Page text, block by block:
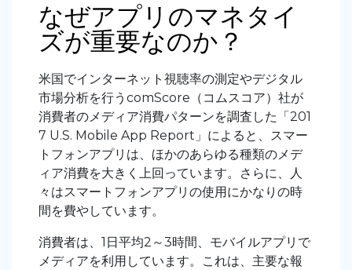
なぜアプリのマネタイ
ズが重要なのか？
米国でインターネット視聴率の測定やデジタル
市場分析を行うcomScore（コムスコア）社が
消費者のメディア消費パターンを調査した「201
7 U.S. Mobile App Report」によると、スマー
トフォンアプリは、ほかのあらゆる種類のメデ
ィア消費を大きく上回っています。さらに、人
々はスマートフォンアプリの使用にかなりの時
間を費やしています。
消費者は、1日平均2～3時間、モバイルアプリで
メディアを利用しています。これは、主要な報